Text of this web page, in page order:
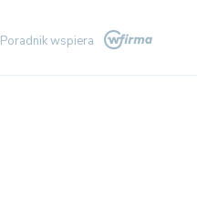
Poradnik wspiera